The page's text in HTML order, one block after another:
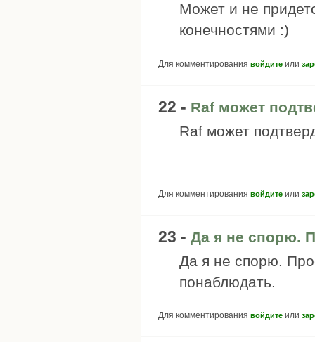
Может и не
конечностями :)
Для комментирования войдите или
22 - Raf может
Raf может
Для комментирования войдите или
23 - Да я не спорю.
Да я не спорю.
понаблюдать.
Для комментирования войдите или